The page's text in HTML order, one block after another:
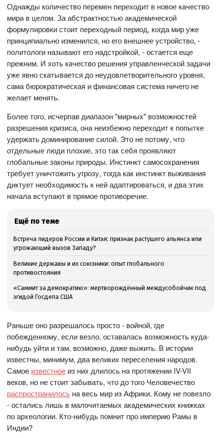
Однажды количество перемен переходит в новое качество
мира в целом. За абстрактностью академической
формулировки стоит переходный период, когда мир уже
принципиально изменился, но его внешнее устройство, -
политологи называют его надстройкой, - остается еще
прежним. И хоть качество решения управленческой задачи
уже явно скатывается до неудовлетворительного уровня,
сама бюрократическая и финансовая система ничего не
желает менять.
Более того, исчерпав диапазон "мирных" возможностей
разрешения кризиса, она неизбежно переходит к попытке
удержать доминирование силой. Это не потому, что
отдельные люди плохие, это так себя проявляют
глобальные законы природы. Инстинкт самосохранения
требует уничтожить угрозу, тогда как инстинкт выживания
диктует необходимость к ней адаптироваться, и два этих
начала вступают в прямое противоречие.
Ещё по теме
Встреча лидеров России и Китая: признак растущего альянса или
угрожающий вызов Западу?
Великие державы и их союзники: опыт глобального
противостояния
«Саммит за демократию»: мертворождённый междусобойчик под
эгидой Госдепа США
Раньше оно разрешалось просто - войной, где
побежденному, если везло, оставалась возможность куда-
нибудь уйти и там, возможно, даже выжить. В истории
известны, минимум, два великих переселения народов.
Самое известное из них длилось на протяжении IV-VII
веков, но не стоит забывать, что до того Человечество
распространилось на весь мир из Африки. Кому не повезло
- остались лишь в малочитаемых академических книжках
по археологии. Кто-нибудь помнит про империю Рамы в
Индии?